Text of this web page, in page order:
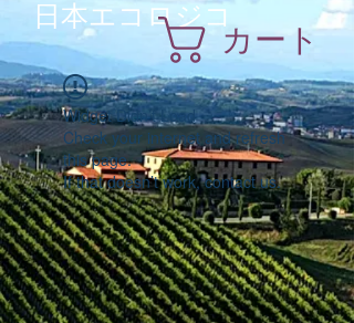
日本エコロジコカート
Widget Didn’t Load
Check your internet and refresh
this page.
If that doesn’t work, contact us.